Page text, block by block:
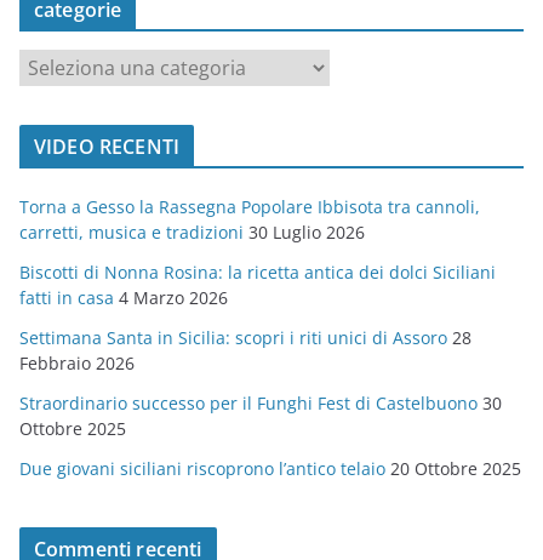
categorie
a
t
o
r
i
e
VIDEO RECENTI
Torna a Gesso la Rassegna Popolare Ibbisota tra cannoli,
carretti, musica e tradizioni 30 Luglio 2026
Biscotti di Nonna Rosina: la ricetta antica dei dolci Siciliani
fatti in casa 4 Marzo 2026
Settimana Santa in Sicilia: scopri i riti unici di Assoro 28
Febbraio 2026
Straordinario successo per il Funghi Fest di Castelbuono 30
Ottobre 2025
Due giovani siciliani riscoprono l’antico telaio 20 Ottobre 2025
Commenti recenti